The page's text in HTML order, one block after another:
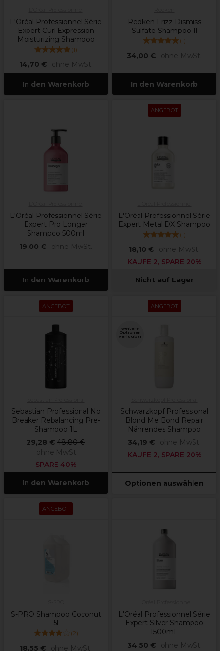
L'Oréal Professionnel Série
Expert Curl Expression
Moisturizing Shampoo
(1)
14,70 € ohne MwSt.
In den Warenkorb
Redken Frizz Dismiss
Sulfate Shampoo 1l
(1)
34,00 € ohne MwSt.
In den Warenkorb
L'Oréal Professionnel Série
Expert Pro Longer
Shampoo 500ml
19,00 €
ohne MwSt.
In den Warenkorb
ANGEBOT
L'Oréal Professionnel Série
Expert Metal DX Shampoo
(1)
18,10 €
ohne MwSt.
KAUFE 2, SPARE 20%
Nicht auf Lager
ANGEBOT
Sebastian Professional No
Breaker Rebalancing Pre-
Shampoo 1L
29,28 € 48,80 €
ohne MwSt.
SPARE 40%
In den Warenkorb
ANGEBOT
weitere
Optionen
verfügbar
Schwarzkopf Professional
Blond Me Bond Repair
Nährendes Shampoo
34,19 €
ohne MwSt.
KAUFE 2, SPARE 20%
Optionen auswählen
ANGEBOT
S-PRO Shampoo Coconut
5l
(2)
18,55 €
ohne MwSt.
L'Oréal Professionnel Série
Expert Silver Shampoo
1500mL
34,50 €
ohne MwSt.